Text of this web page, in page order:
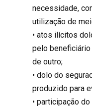
necessidade,
utilização de
• atos ilícitos
pelo
de outro;
• dolo do
produzido para
• participação